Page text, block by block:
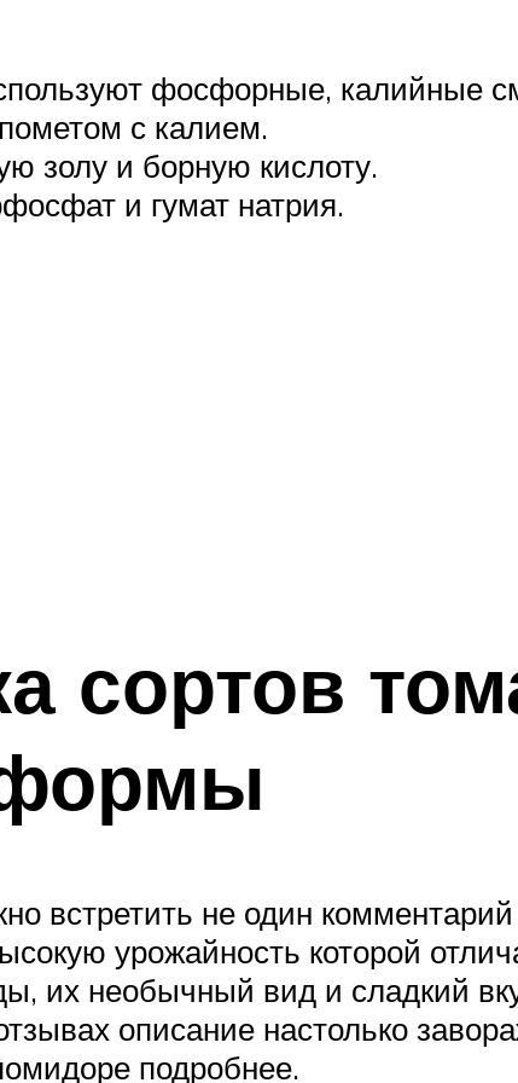
фосфорные, калийные
с калием.
золу и борную кислоту.
и гумат натрия.
сортов
встретить не один комментарий
урожайность которой
их необычный вид и сладкий
описание настолько
подробнее.